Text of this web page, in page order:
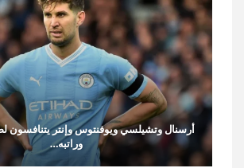
أرسنال وتشيلسي ويوفنتوس وإنتر يتنافسون
وراتبه…